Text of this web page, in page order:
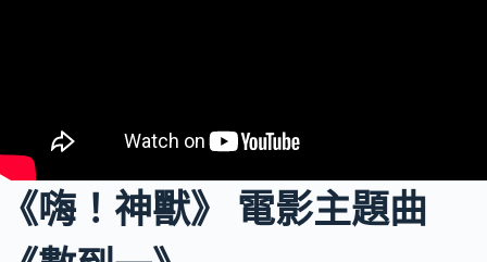
《嗨！神獸》 電影主題曲